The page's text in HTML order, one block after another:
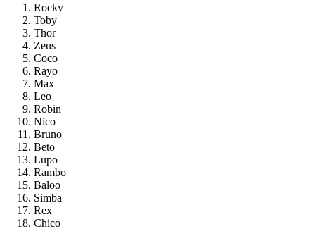
Rocky
Toby
Thor
Zeus
Coco
Rayo
Max
Leo
Robin
Nico
Bruno
Beto
Lupo
Rambo
Baloo
Simba
Rex
Chico